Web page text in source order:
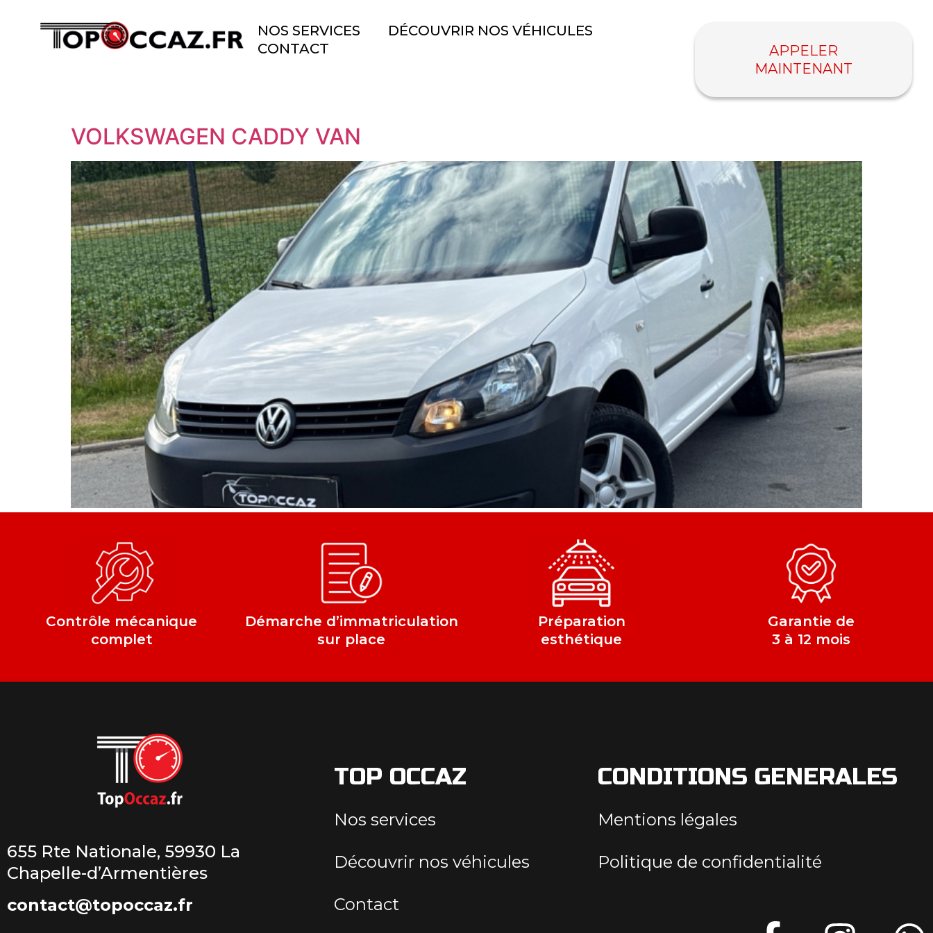
NOS SERVICES
DÉCOUVRIR NOS VÉHICULES
CONTACT
APPELER
MAINTENANT
VOLKSWAGEN CADDY VAN
Contrôle mécanique
complet
Démarche d’immatriculation
sur place
Préparation
esthétique
Garantie de
3 à 12 mois
655 Rte Nationale, 59930 La
Chapelle-d’Armentières
contact@topoccaz.fr
TOP OCCAZ
Nos services
Découvrir nos véhicules
Contact
CONDITIONS GENERALES
Mentions légales
Politique de confidentialité